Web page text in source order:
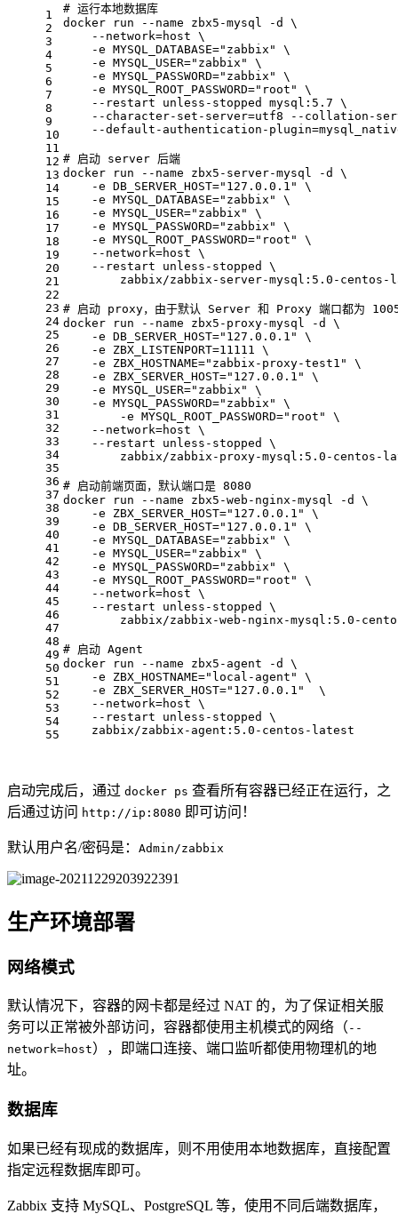
1
2
3
4
5
6
7
8
9
10
11
12
13
14
15
16
17
18
19
20
21
22
23
24
25
26
27
28
29
30
31
32
33
34
35
36
37
38
39
40
41
42
43
44
45
46
47
48
49
50
51
52
53
54
55
# 运行本地数据库
docker run --name zbx5-mysql -d \
    --network=host \
    -e MYSQL_DATABASE="zabbix" \
    -e MYSQL_USER="zabbix" \
    -e MYSQL_PASSWORD="zabbix" \
    -e MYSQL_ROOT_PASSWORD="root" \
    --restart unless-stopped mysql:5.7 \
--character-set-server=utf8 --collation-
--default-authentication-
# 启动 server 后端
docker run --name zbx5-server-mysql -d \
    -e DB_SERVER_HOST="127.0.0.1" \
    -e MYSQL_DATABASE="zabbix" \
    -e MYSQL_USER="zabbix" \
    -e MYSQL_PASSWORD="zabbix" \
    -e MYSQL_ROOT_PASSWORD="root" \
    --network=host \
    --restart unless-stopped \
zabbix/zabbix-server-mysql:5.0-centos-
# 启动 proxy，由于默认 Server 和 Proxy 端口都为
docker run --name zbx5-proxy-mysql -d \
    -e DB_SERVER_HOST="127.0.0.1" \
    -e ZBX_LISTENPORT=11111 \
    -e ZBX_HOSTNAME="zabbix-proxy-test1" \
    -e ZBX_SERVER_HOST="127.0.0.1" \
    -e MYSQL_USER="zabbix" \
    -e MYSQL_PASSWORD="zabbix" \
	-e MYSQL_ROOT_PASSWORD="root" \
    --network=host \
    --restart unless-stopped \
zabbix/zabbix-proxy-mysql:5.0-centos-
# 启动前端页面，默认端口是 8080
docker run --name zbx5-web-nginx-mysql -d \
    -e ZBX_SERVER_HOST="127.0.0.1" \
    -e DB_SERVER_HOST="127.0.0.1" \
    -e MYSQL_DATABASE="zabbix" \
    -e MYSQL_USER="zabbix" \
    -e MYSQL_PASSWORD="zabbix" \
    -e MYSQL_ROOT_PASSWORD="root" \
    --network=host \
    --restart unless-stopped \
zabbix/zabbix-web-nginx-mysql:5.0-
# 启动 Agent
docker run --name zbx5-agent -d \
    -e ZBX_HOSTNAME="local-agent" \
    -e ZBX_SERVER_HOST="127.0.0.1"  \
    --network=host \
    --restart unless-stopped \
    zabbix/zabbix-agent:5.0-centos-latest
启动完成后，通过 docker ps 查看所有容器已经正在运行，之
后通过访问 http://ip:8080 即可访问！
默认用户名/密码是： Admin/zabbix
生产环境部署
网络模式
默认情况下，容器的网卡都是经过 NAT 的，为了保证相关服
务可以正常被外部访问，容器都使用主机模式的网络（ --
network=host），即端口连接、端口监听都使用物理机的地
址。
数据库
如果已经有现成的数据库，则不用使用本地数据库，直接配置
指定远程数据库即可。
Zabbix 支持 MySQL、PostgreSQL 等，使用不同后端数据库，